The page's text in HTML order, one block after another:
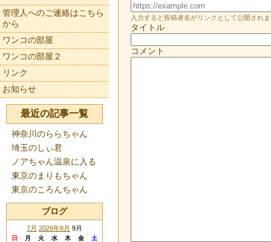
入力すると投稿者名がリンクとして公開され
タイトル
コメント
管理人へのご連絡はこちら
から
ワンコの部屋
ワンコの部屋２
リンク
お知らせ
最近の記事一覧
神奈川のららちゃん
埼玉のしぃ君
ノアちゃん温泉に入る
東京のまりもちゃん
東京のころんちゃん
ブログ
7月 2026年8月 9月
日 月 火 水 木 金 土